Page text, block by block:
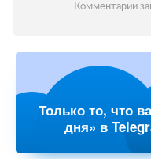
Комментарии
Только то, что
дня» в